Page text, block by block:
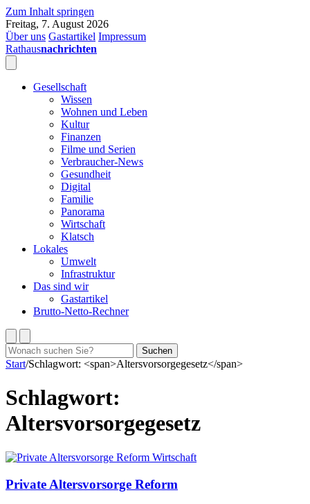
Zum Inhalt springen
Freitag, 7. August 2026
Über uns Gastartikel Impressum
Rathausnachrichten
Gesellschaft
Wissen
Wohnen und Leben
Kultur
Finanzen
Filme und Serien
Verbraucher-News
Gesundheit
Digital
Familie
Panorama
Wirtschaft
Klatsch
Lokales
Umwelt
Infrastruktur
Das sind wir
Gastartikel
Brutto-Netto-Rechner
Suchen
nach:
Suchen
Start/Schlagwort: <span>Altersvorsorgegesetz</span>
Schlagwort:
Altersvorsorgegesetz
Wirtschaft
Private Altersvorsorge Reform